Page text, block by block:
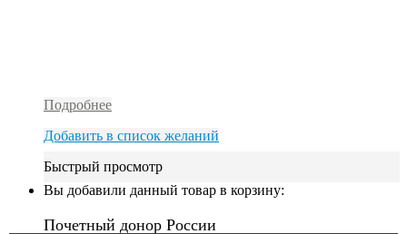
Подробнее
Добавить в список желаний
Быстрый просмотр
Вы добавили данный товар в корзину:
Почетный донор России